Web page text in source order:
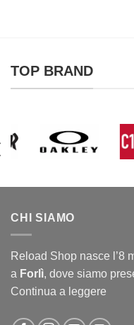
TOP BRAND
CHI SIAMO
Reload Shop nasce l’8
a Forlì, dove siamo
Continua a leggere